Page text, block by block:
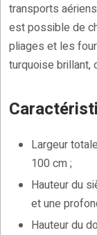
transports
est possible de
pliages et les
turquoise brillant,
Largeur
100 cm ;
Hauteur du
et une
Hauteur du